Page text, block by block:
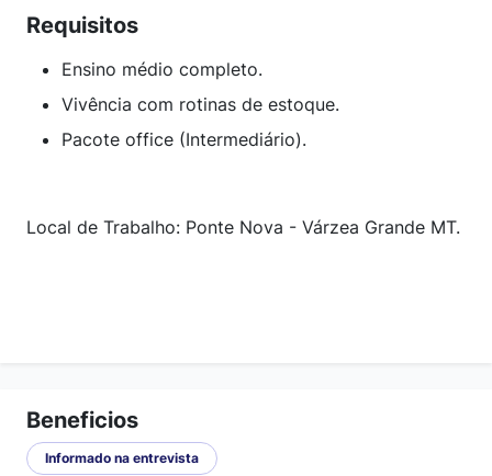
Requisitos
Ensino médio completo.
Vivência com rotinas de estoque.
Pacote office (Intermediário).
Local de Trabalho: Ponte Nova - Várzea Grande MT.
Beneficios
Informado na entrevista